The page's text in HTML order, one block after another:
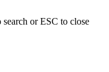
or ESC to close